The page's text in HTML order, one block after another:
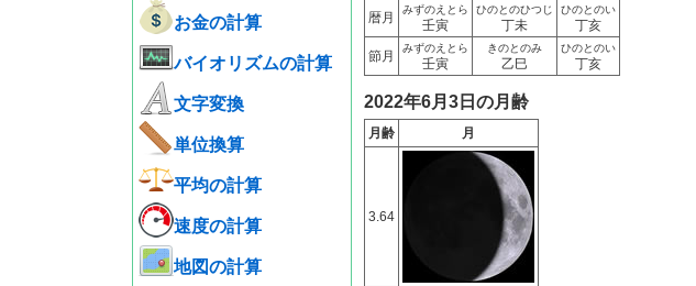
お金の計算
バイオリズムの計算
文字変換
単位換算
平均の計算
速度の計算
地図の計算
暦月
みずのえとら
壬寅
ひのとのひつじ
丁未
ひのとのい
丁亥
節月
みずのえとら
壬寅
きのとのみ
乙巳
ひのとのい
丁亥
2022年6月3日の月齢
月齢 月
3.64